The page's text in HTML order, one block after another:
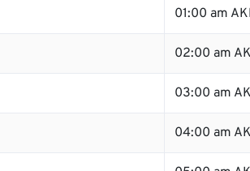
01:00 am
02:00 am
03:00 am
04:00 am